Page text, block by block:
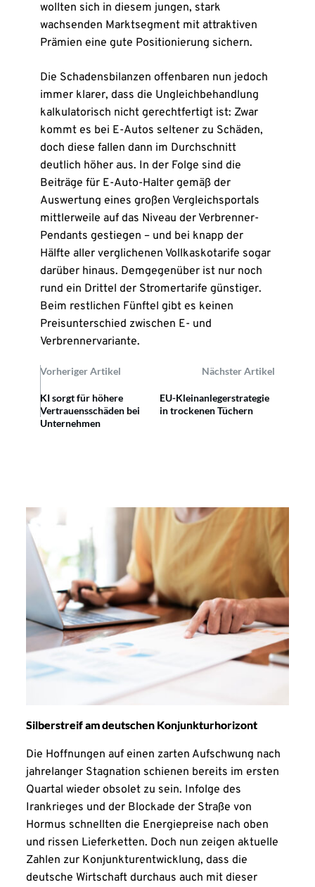
wollten sich in diesem jungen, stark
wachsenden Marktsegment mit attraktiven
Prämien eine gute Positionierung sichern.
Die Schadensbilanzen offenbaren nun jedoch
immer klarer, dass die Ungleichbehandlung
kalkulatorisch nicht gerechtfertigt ist: Zwar
kommt es bei E-Autos seltener zu Schäden,
doch diese fallen dann im Durchschnitt
deutlich höher aus. In der Folge sind die
Beiträge für E-Auto-Halter gemäß der
Auswertung eines großen Vergleichsportals
mittlerweile auf das Niveau der Verbrenner-
Pendants gestiegen – und bei knapp der
Hälfte aller verglichenen Vollkaskotarife sogar
darüber hinaus. Demgegenüber ist nur noch
rund ein Drittel der Stromertarife günstiger.
Beim restlichen Fünftel gibt es keinen
Preisunterschied zwischen E- und
Verbrennervariante.
Vorheriger Artikel Nächster Artikel
KI sorgt für höhere
Vertrauensschäden bei
Unternehmen
EU-Kleinanlegerstrategie
in trockenen Tüchern
Silberstreif am deutschen Konjunkturhorizont
Die Hoffnungen auf einen zarten Aufschwung nach
jahrelanger Stagnation schienen bereits im ersten
Quartal wieder obsolet zu sein. Infolge des
Irankrieges und der Blockade der Straße von
Hormus schnellten die Energiepreise nach oben
und rissen Lieferketten. Doch nun zeigen aktuelle
Zahlen zur Konjunkturentwicklung, dass die
deutsche Wirtschaft durchaus auch mit dieser